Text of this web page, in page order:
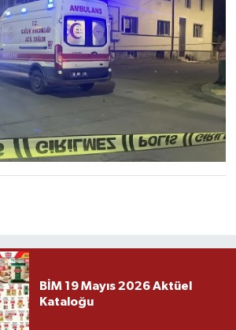
BİM 19 Mayıs 2026 Aktüel
Kataloğu